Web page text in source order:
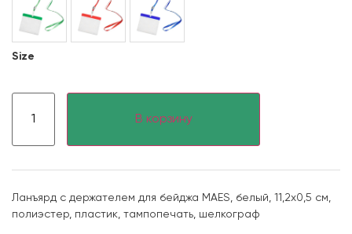
Size
В корзину
Ланъярд с держателем для бейджа MAES, белый, 11,2х0,5 см,
полиэстер, пластик, тампопечать, шелкограф